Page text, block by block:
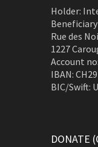
Holder:
Rue des
1227
Account
IBAN:
BIC/Swift:
DONATE